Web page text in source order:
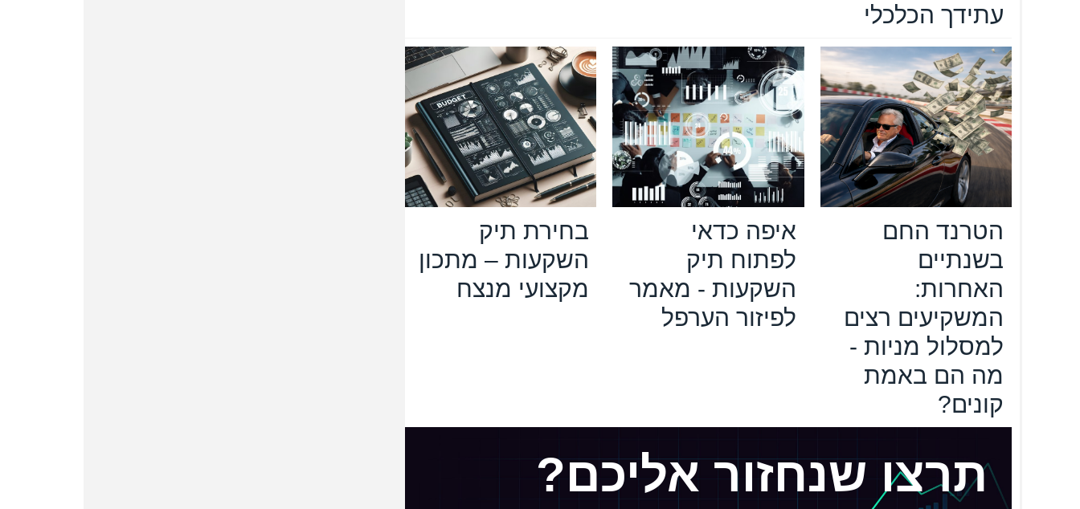
עתידך הכלכלי
הטרנד החם
בשנתיים
האחרות:
המשקיעים רצים
למסלול מניות -
מה הם באמת
קונים?
איפה כדאי
לפתוח תיק
השקעות - מאמר
לפיזור הערפל
בחירת תיק
השקעות – מתכון
מקצועי מנצח
תרצו שנחזור אליכם?